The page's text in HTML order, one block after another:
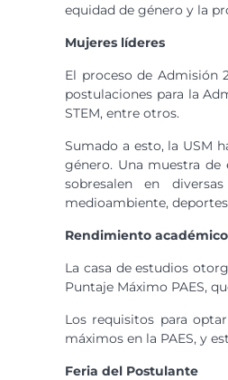
equidad de género y la
Mujeres líderes
El proceso de Admisión
postulaciones para la
STEM, entre otros.
Sumado a esto, la USM
género. Una muestra de
sobresalen en
medioambiente,
Rendimiento académico
La casa de estudios
Puntaje Máximo PAES,
Los requisitos para
máximos en la PAES, y
Feria del Postulante